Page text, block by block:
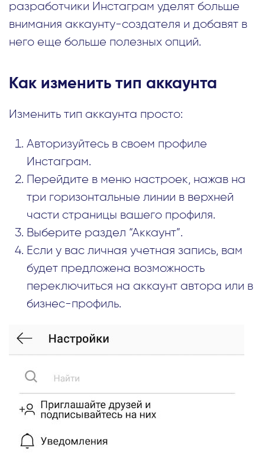
разработчики Инстаграм уделят больше
внимания аккаунту-создателя и добавят в
него еще больше полезных опций.
Как изменить тип аккаунта
Изменить тип аккаунта просто:
Авторизуйтесь в своем профиле
Инстаграм.
Перейдите в меню настроек, нажав на
три горизонтальные линии в верхней
части страницы вашего профиля.
Выберите раздел “Аккаунт”.
Если у вас личная учетная запись, вам
будет предложена возможность
переключиться на аккаунт автора или в
бизнес-профиль.